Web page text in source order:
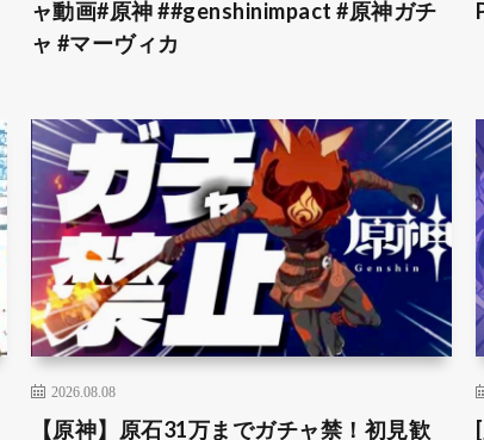
ャ動画#原神 ##genshinimpact #原神ガチ
ャ #マーヴィカ
2026.08.08
【原神】原石31万までガチャ禁！初見歓